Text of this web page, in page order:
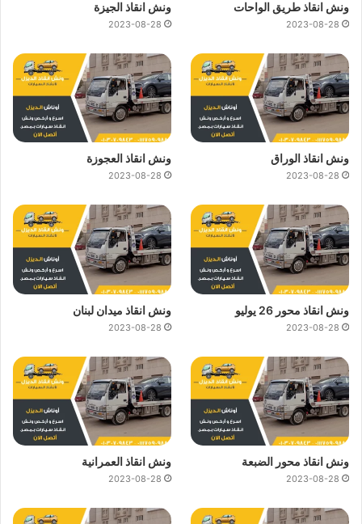
ونش انقاذ طريق الواحات
2023-08-28
ونش انقاذ الجيزة
2023-08-28
ونش انقاذ الوراق
2023-08-28
ونش انقاذ العجوزة
2023-08-28
ونش انقاذ محور 26 يوليو
2023-08-28
ونش انقاذ ميدان لبنان
2023-08-28
ونش انقاذ محور الضبعة
2023-08-28
ونش انقاذ العمرانية
2023-08-28